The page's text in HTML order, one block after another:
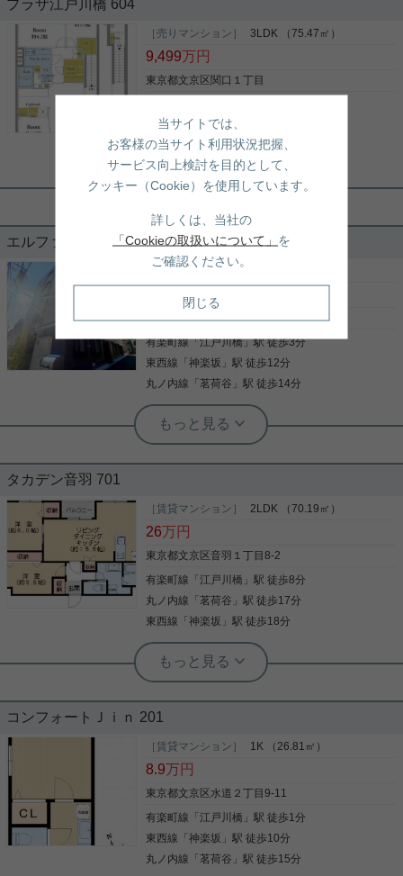
けられているので、衣類や日用品の収納に重宝しま
す。室内設備は浴室乾燥機・洗面化粧台などが揃っ
ているので、快適に過ごしやすいお部屋になりま
す。TVインターフォン付きの、セキュリティに配慮
した物件です。住みやすい環境が嬉しい賃貸物件で
けが面倒だという方には1DKがピッタリです。こち
らはマンションタイプになります。住まいを求める
川橋周辺が適しているでしょう。この機会にぜひお
引っ越しをご検討ください(#^^#)
写真(9)
プラザ江戸川橋 604
［売りマンション］ 3LDK （75.47㎡）
9,499万円
東京都文京区関口１丁目
東西線「神楽坂」駅 徒歩12分
都電荒川線 「早稲田」駅 徒歩14分
3LDK＋3Closet＋2WIC(75.47㎡)のウ
ォークインが２か所マルチクローゼッ
ト１か所の大容量収納が可能！！
安心の新耐震基準物件 江戸川橋、神楽坂の駅が徒歩
圏内で、更に、近隣には、スーパー、銀行、郵便
は有名どころのお食事処も混在しています。 物件裏
の江戸川公園の桜がとても綺麗です！！ 都営バス・
文京区運行バスのバス停が徒歩1分圏内に点在して
いて、文京区は、もちろん新宿、上野、練馬等の移
動も便利。
実用春日ホーム 富坂サテライト 金子瑠茄
周辺環境・設備充実☆ 耐震基準適合の
ておりますので 遅い帰りになっても受け取り楽ちん
☆ ３駅３路線が利用可能な為、 通勤・通学にも便利
いご家族にもオススメの物件ですよ♪ 気になった方
はお気軽にご連絡ください。 お問い合わせお待ちし
エルファーロ神楽坂Ⅲ 103
［賃貸マンション］
万円
東京都文京区小日向２丁目19-4
有楽町線「江戸川橋」駅 徒歩3分
東西線 「神楽坂 」駅 徒歩12分
丸ノ内線 「茗荷谷 」駅 徒歩14分
後楽園店（実用後楽園ホーム株式会社） 志熊威望
☆ペット可☆新築2LDK☆敷金・礼金
近場にコンビニがあるのもポイント。新築マンショ
ンです。令和8年築の物件です。宅配ボックス付き
で日中のご不在時も荷物を受け取れます。室内設備
は洗面所独立・浴室乾燥機などが揃っており、とて
良好な駅近物件はいかがですか。こだわりのある住
まいを探している方、当社にお任せしませんか？豊
富な賃貸情報と地域情報をご提供しておりますの
で、ご安心していただけます。ご要望やご不明な点
など、お気軽にご連絡下さい。
写真(9)
詳細を見る
タカデン音羽 701
［賃貸マンション］ 2LDK （70.19㎡）
26万円
東京都文京区音羽１丁目8-2
有楽町線 「江戸川橋 」駅 徒歩8分
丸ノ内線 「茗荷谷 」駅 徒歩17分
東西線 「神楽坂 」駅 徒歩18分
実用春日ホーム 茗荷谷駅前センター 陸琴音
◆最上階のワンフロア◆
贅沢なマンション「タカデン音羽」7階のお部屋を
ご紹介します！ 間取りは使いやすい２LDK。 15帖
越えのリビングダイニングに収納付き洋室が2部屋♪
ク付きでセキュリティも安心！ 設備も充実しており
ます。 ・モニター付きインターホン ・追い焚き機能
・浴室乾燥機 ・エレベーター など！ 周辺は学校が
多く落ち着いたエリア♪ 教育施設や公園もあるため
コンフォートＪｉｎ 201
［賃貸マンション］ 1K （26.81㎡）
8.9万円
東京都文京区水道２丁目9-11
有楽町線 「江戸川橋 」駅 徒歩1分
東西線 「神楽坂 」駅 徒歩10分
丸ノ内線 「茗荷谷 」駅 徒歩15分
当サイトでは、
お客様の当サイト利用状況把握、
サービス向上検討を目的として、
クッキー（Cookie）を使用しています。
詳しくは、当社の
「Cookieの取扱いについて」 を
ご確認ください。
閉じる